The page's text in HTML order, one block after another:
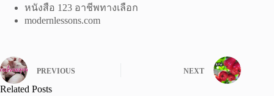
หนังสือ 123 อาชีพทางเลือก
modernlessons.com
PREVIOUS NEXT
Related Posts